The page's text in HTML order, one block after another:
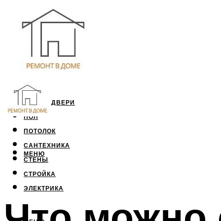
ОКНА И ДВЕРИ
ПОЛ
ПОТОЛОК
САНТЕХНИКА
СТЕНЫ
СТРОЙКА
ЭЛЕКТРИКА
МЕНЮ